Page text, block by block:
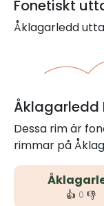
Fonetiskt
Åklagarledd
Åklagarledd
Dessa rim är
rimmar på
👍 0 👎